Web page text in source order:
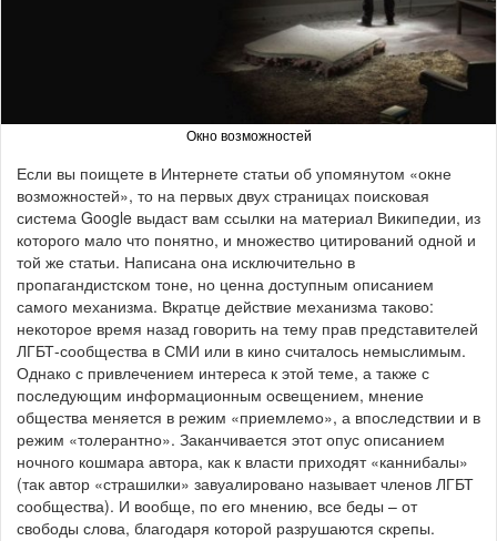
Окно возможностей
Если вы поищете в Интернете статьи об упомянутом «окне
возможностей», то на первых двух страницах поисковая
система Google выдаст вам ссылки на материал Википедии, из
которого мало что понятно, и множество цитирований одной и
той же статьи. Написана она исключительно в
пропагандистском тоне, но ценна доступным описанием
самого механизма. Вкратце действие механизма таково:
некоторое время назад говорить на тему прав представителей
ЛГБТ-сообщества в СМИ или в кино считалось немыслимым.
Однако с привлечением интереса к этой теме, а также с
последующим информационным освещением, мнение
общества меняется в режим «приемлемо», а впоследствии и в
режим «толерантно». Заканчивается этот опус описанием
ночного кошмара автора, как к власти приходят «каннибалы»
(так автор «страшилки» завуалировано называет членов ЛГБТ
сообщества). И вообще, по его мнению, все беды – от
свободы слова, благодаря которой разрушаются скрепы.